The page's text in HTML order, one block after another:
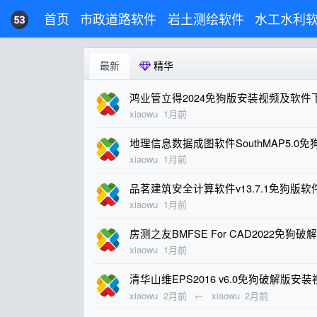
首页 市政道路软件 岩土测绘软件 水工水利
最新 精华
鸿业管立得2024免狗版安装视频及软件
xiaowu 1月前
地理信息数据成图软件SouthMAP5.0免
xiaowu 1月前
品茗建筑安全计算软件v13.7.1免狗版
xiaowu 1月前
房测之友BMFSE For CAD2022免狗破
xiaowu 1月前
清华山维EPS2016 v6.0免狗破解版安装
xiaowu 2月前 ← xiaowu 2月前